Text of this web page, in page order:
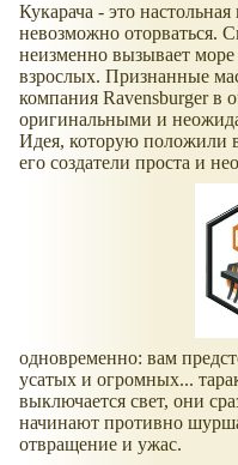
Кукарача - это
невозможно оторваться.
неизменно вызывает море
взрослых. Признанные
компания Ravensburger в
оригинальными и
Идея, которую положили
его создатели проста и
одновременно: вам
усатых и огромных...
выключается свет, они
начинают противно
отвращение и ужас.